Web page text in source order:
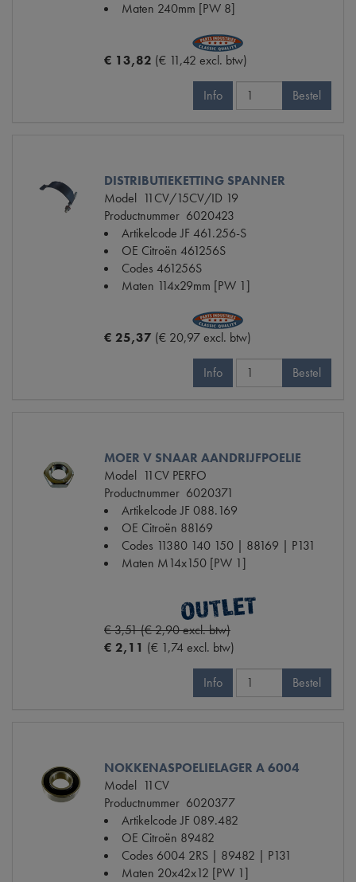
Maten 240mm [PW 8]
€ 13,82 (€ 11,42 excl. btw)
Info Bestel
DISTRIBUTIEKETTING SPANNER
Model 11CV/15CV/ID 19
Productnummer 6020423
Artikelcode JF461.256-S
OE Citroën 461256S
Codes 461256S
Maten 114x29mm [PW 1]
€ 25,37 (€ 20,97 excl. btw)
Info Bestel
MOER V SNAAR AANDRIJFPOELIE
Model 11CV PERFO
Productnummer 6020371
Artikelcode JF088.169
OE Citroën 88169
Codes 11380 140 150 | 88169 | P131
Maten M14x150 [PW 1]
€ 3,51 (€ 2,90 excl. btw)
€ 2,11 (€ 1,74 excl. btw)
Info Bestel
NOKKENASPOELIELAGER A 6004
Model 11CV
Productnummer 6020377
Artikelcode JF089.482
OE Citroën 89482
Codes 6004 2RS | 89482 | P131
Maten 20x42x12 [PW 1]